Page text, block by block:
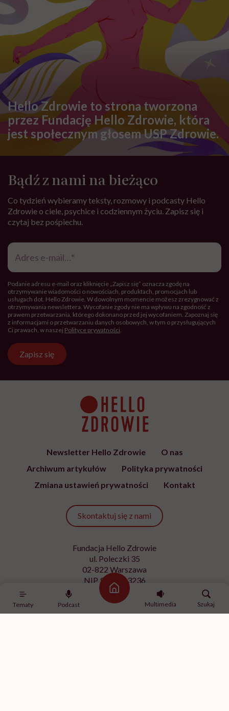
Tematy Podcast
Strona główna
Multimedia
Szukaj
Hello Zdrowie to strona tworzona
przez Fundację Hello Zdrowie, która
jest społecznym głosem USP Zdrowie.
Bądź z nami na bieżąco
Co tydzień wybieramy teksty, rozmowy i podcasty Hello
Zdrowie o ciele, psychice i codziennym życiu. Zapisz się i
czytaj bez pośpiechu.
Adres
mail*
Podanie adresu e-mail oraz kliknięcie „Zapisz się” oznacza zgodę na
otrzymywanie wiadomości o nowościach, produktach, promocjach lub
usługach dot. Hello Zdrowie. W dowolnym momencie możesz zrezygnować z
otrzymywania newslettera. Wycofanie zgody nie ma wpływu na zgodność z
prawem przetwarzania, którego dokonano przed jej wycofaniem. Zapoznaj się
z informacjami o przetwarzaniu danych osobowych, w tym o przysługujących
Ci prawach, w naszej Polityce prywatności.
Zapisz się
Newsletter Hello Zdrowie
O nas
Archiwum artykułów
Polityka prywatności
Zmiana ustawień prywatności
Kontakt
Skontaktuj się z nami
Fundacja Hello Zdrowie
ul. Poleczki 35
02-822 Warszawa
NIP 9512613236
Kontakt z redakcją
redakcja@hellozdrowie.pl